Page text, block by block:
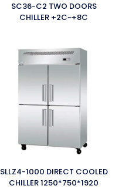
SC36-C2 TWO DOORS
CHILLER +2C~+8C
SLLZ4-1000 DIRECT COOLED
CHILLER 1250*750*1920